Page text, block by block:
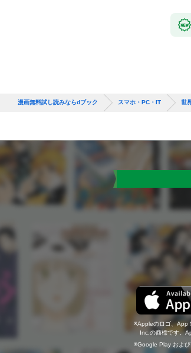
漫画無料試し読みならdブック スマホ・PC・IT 世
Appleのロゴ、App
Inc.の商標です。
Google Play およ